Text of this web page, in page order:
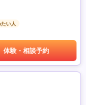
い人
体験・相談予約